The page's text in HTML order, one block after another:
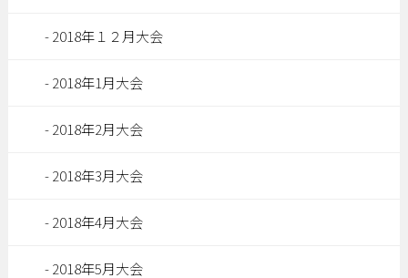
2018年１２月大会
2018年1月大会
2018年2月大会
2018年3月大会
2018年4月大会
2018年5月大会